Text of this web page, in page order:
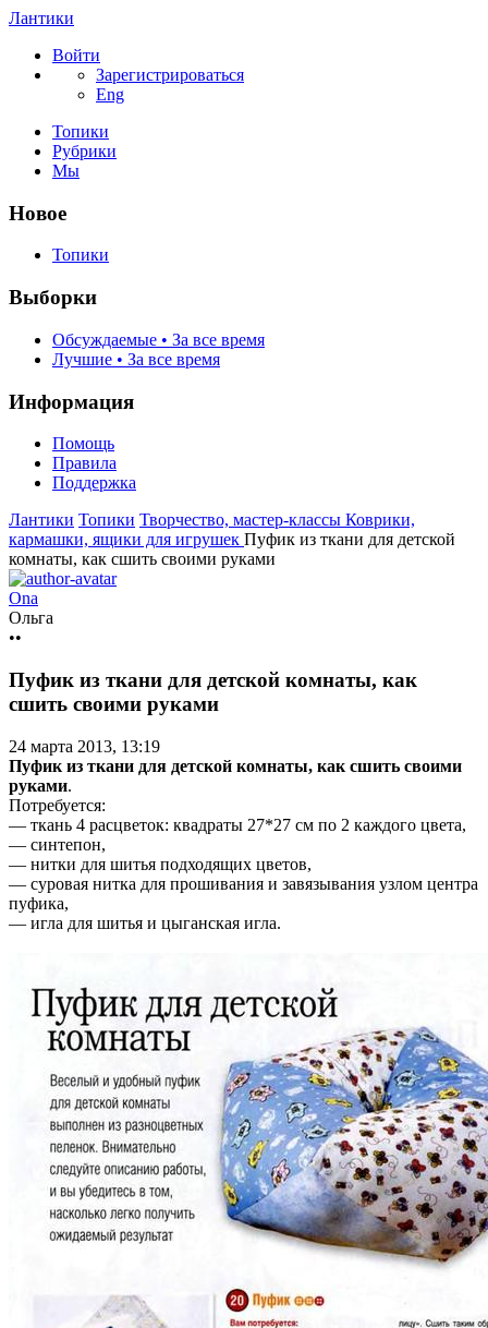
Лантики
Войти
Зарегистрироваться
Eng
Топики
Рубрики
Мы
Новое
Топики
Выборки
Обсуждаемые • За все время
Лучшие • За все время
Информация
Помощь
Правила
Поддержка
Лантики Топики Творчество, мастер-классы Коврики,
кармашки, ящики для игрушек Пуфик из ткани для детской
комнаты, как сшить своими руками
Ona
Ольга
••
Пуфик из ткани для детской комнаты, как
сшить своими руками
24 марта 2013, 13:19
Пуфик из ткани для детской комнаты, как сшить своими
руками.
Потребуется:
— ткань 4 расцветок: квадраты 27*27 см по 2 каждого цвета,
— синтепон,
— нитки для шитья подходящих цветов,
— суровая нитка для прошивания и завязывания узлом центра
пуфика,
— игла для шитья и цыганская игла.